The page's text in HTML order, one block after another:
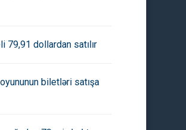
79,91 dollardan satılır
biletləri satışa